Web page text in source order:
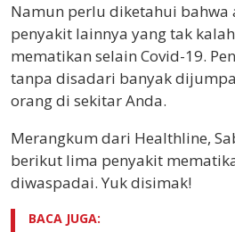
Namun perlu diketahui bahwa
penyakit lainnya yang tak
mematikan selain Covid-19.
tanpa disadari banyak
orang di sekitar Anda.
Merangkum dari Healthline,
berikut lima penyakit
diwaspadai. Yuk disimak!
BACA JUGA: